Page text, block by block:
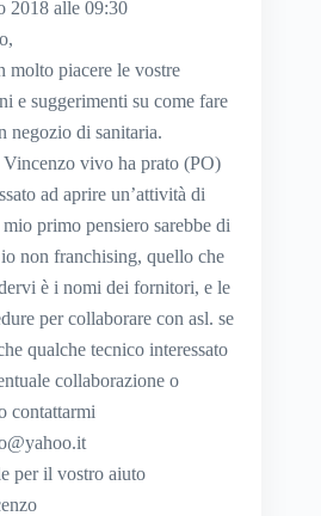
2018 alle 09:30
molto piacere le vostre
e suggerimenti su come fare
negozio di sanitaria.
vivo ha prato (PO)
ad aprire un’attività di
primo pensiero sarebbe di
non franchising, quello che
è i nomi dei fornitori, e le
per collaborare con asl. se
qualche tecnico interessato
collaborazione o
contattarmi
per il vostro aiuto